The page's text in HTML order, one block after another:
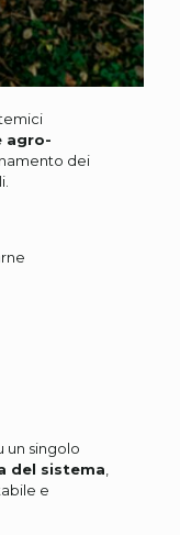
agro-
dei
un singolo
del sistema
e